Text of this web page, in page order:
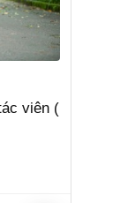
viên (